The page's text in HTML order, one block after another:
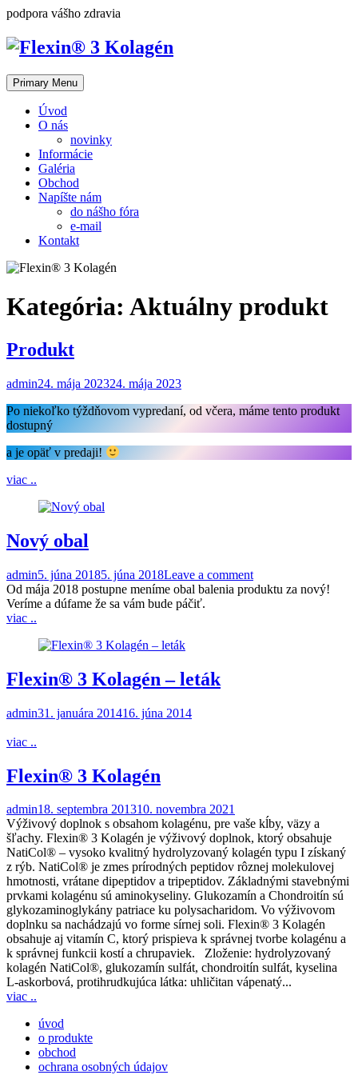
Skip
content
podpora vášho zdravia
Primary Menu
Úvod
O nás
novinky
Informácie
Galéria
Obchod
Napíšte nám
do nášho fóra
e-mail
Kontakt
Kategória: Aktuálny produkt
Produkt
admin24. mája 202324. mája 2023
Po niekoľko týždňovom vypredaní, od včera, máme tento produkt
dostupný
a je opäť v predaji!
viac ..
Nový obal
admin5. júna 20185. júna 2018Leave a comment
Od mája 2018 postupne meníme obal balenia produktu za nový!
Veríme a dúfame že sa vám bude páčiť.
viac ..
Flexin® 3 Kolagén – leták
admin31. januára 201416. júna 2014
viac ..
Flexin® 3 Kolagén
admin18. septembra 201310. novembra 2021
Výživový doplnok s obsahom kolagénu, pre vaše kĺby, väzy a
šľachy. Flexin® 3 Kolagén je výživový doplnok, ktorý obsahuje
NatiCol® – vysoko kvalitný hydrolyzovaný kolagén typu I získaný
z rýb. NatiCol® je zmes prírodných peptidov rôznej molekulovej
hmotnosti, vrátane dipeptidov a tripeptidov. Základnými stavebnými
prvkami kolagénu sú aminokyseliny. Glukozamín a Chondroitín sú
glykozaminoglykány patriace ku polysacharidom. Vo výživovom
doplnku sa nachádzajú vo forme sírnej soli. Flexin® 3 Kolagén
obsahuje aj vitamín C, ktorý prispieva k správnej tvorbe kolagénu a
k správnej funkcii kostí a chrupaviek. Zloženie: hydrolyzovaný
kolagén NatiCol®, glukozamín sulfát, chondroitín sulfát, kyselina
L-askorbová, protihrudkujúca látka: uhličitan vápenatý...
viac ..
úvod
o produkte
obchod
ochrana osobných údajov